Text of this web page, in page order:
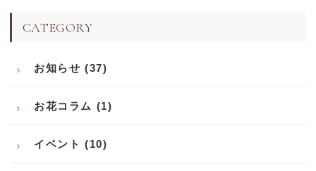
CATEGORY
お知らせ (37)
お花コラム (1)
イベント (10)